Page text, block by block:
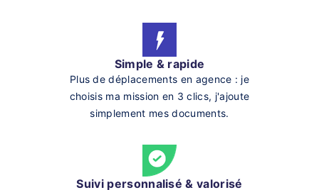
Simple & rapide
Plus de déplacements en agence : je
choisis ma mission en 3 clics, j'ajoute
simplement mes documents.
Suivi personnalisé & valorisé